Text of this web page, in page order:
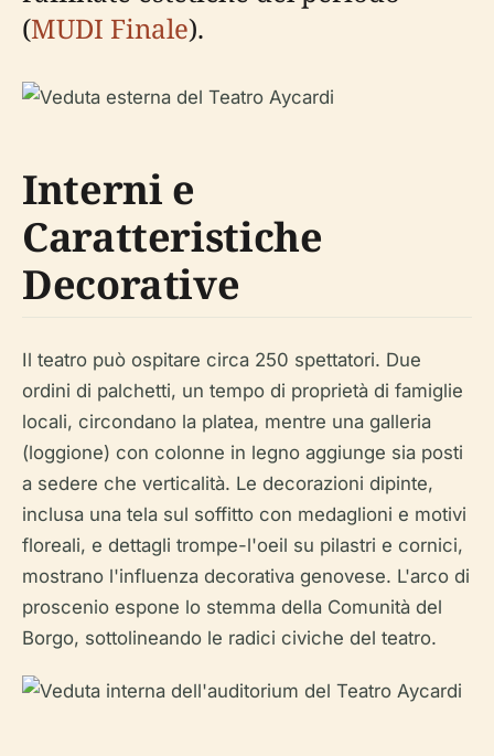
(MUDI Finale).
Interni e
Caratteristiche
Decorative
Il teatro può ospitare circa 250 spettatori. Due
ordini di palchetti, un tempo di proprietà di famiglie
locali, circondano la platea, mentre una galleria
(loggione) con colonne in legno aggiunge sia posti
a sedere che verticalità. Le decorazioni dipinte,
inclusa una tela sul soffitto con medaglioni e motivi
floreali, e dettagli trompe-l'oeil su pilastri e cornici,
mostrano l'influenza decorativa genovese. L'arco di
proscenio espone lo stemma della Comunità del
Borgo, sottolineando le radici civiche del teatro.